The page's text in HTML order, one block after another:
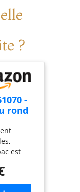
?
-
rond
20
est